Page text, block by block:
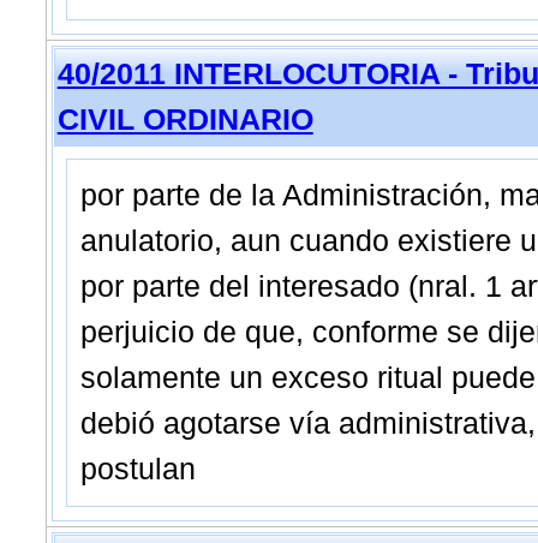
40/2011 INTERLOCUTORIA -
CIVIL ORDINARIO
por parte de la Administración,
anulatorio, aun cuando existiere
por parte del interesado (nral. 1
perjuicio de que, conforme se
solamente un exceso ritual
debió agotarse vía
postulan